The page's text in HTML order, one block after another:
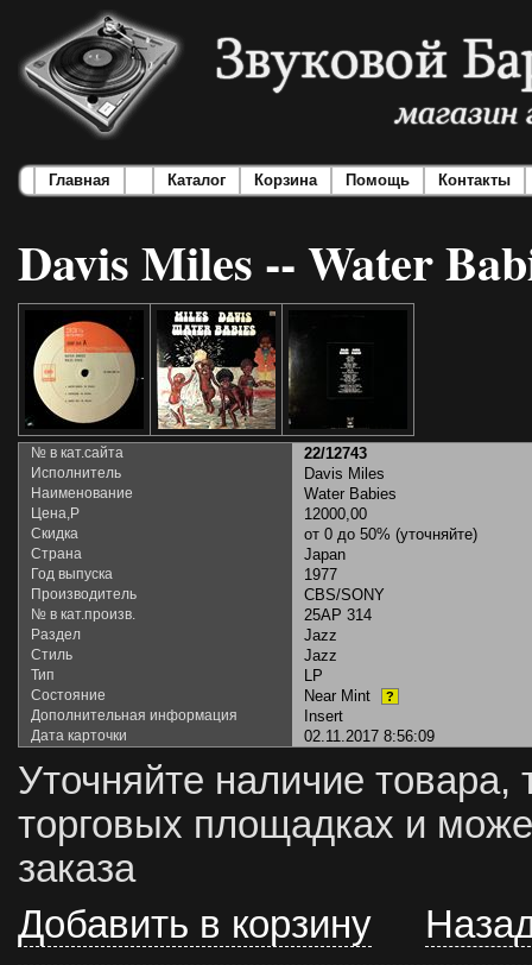
Главная Каталог Корзина Помощь Контакты
Davis Miles -- Water
№ в кат.сайта 22/12743
Исполнитель Davis Miles
Наименование Water Babies
Цена,Р 12000,00
Скидка от 0 до 50% (уточняйте)
Страна Japan
Год выпуска 1977
Производитель CBS/SONY
№ в кат.произв. 25AP 314
Раздел Jazz
Стиль Jazz
Тип LP
Состояние Near Mint ?
Дополнительная информация Insert
Дата карточки 02.11.2017 8:56:09
Уточняйте наличие товара,
торговых площадках и
заказа
Добавить в корзину